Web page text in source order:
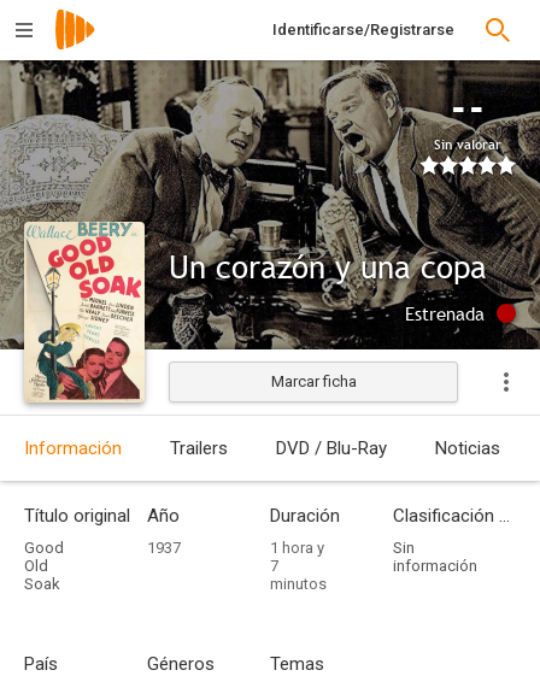
Identificarse/Registrarse
--
Sin valorar
Un corazón y una copa
Estrenada
Marcar ficha
Información Trailers DVD / Blu-Ray Noticias
Título original
Good
Old
Soak
Año
1937
Duración
1 hora y
7
minutos
Clasificación por edades
Sin
información
País Géneros Temas